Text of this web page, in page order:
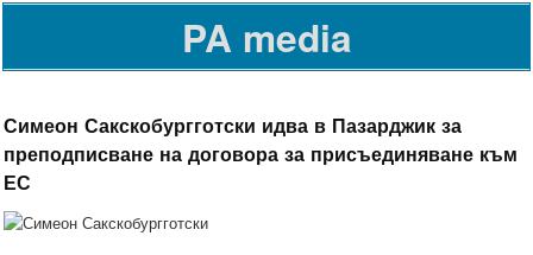
PA media
Симеон Сакскобургготски идва в Пазарджик за
преподписване на договора за присъединяване към
ЕС